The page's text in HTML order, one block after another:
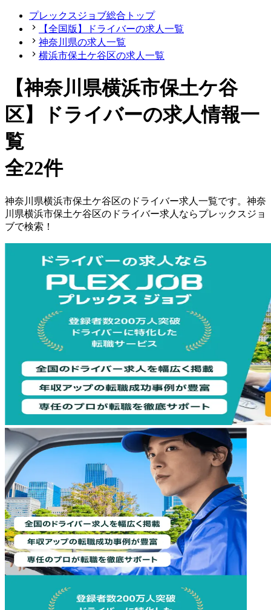
プレックスジョブ総合トップ
【全国版】ドライバーの求人一覧
神奈川県の求人一覧
横浜市保土ケ谷区の求人一覧
【神奈川県横浜市保土ケ谷
区】ドライバーの求人情報一
覧
全22件
神奈川県横浜市保土ケ谷区の ドライバー求人一覧です。 神奈
川県横浜市保土ケ谷区の ドライバー求人ならプレックスジョ
ブで検索！